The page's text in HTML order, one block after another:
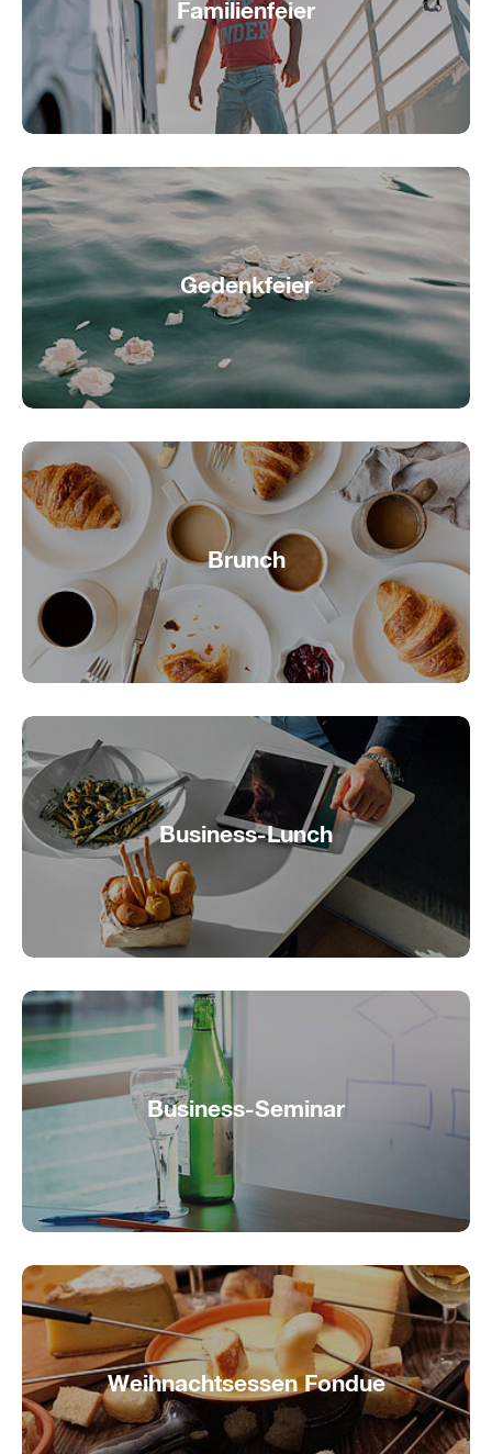
Familienfeier
Familienfest auf dem Schiff
Gedenkfeier
Abschied auf dem Wasser
Brunch
Entspannter Brunch auf dem Wasser
Business-Lunch
Mittagspause mit Seeblick
Business-Seminar
Fokus und Weitblick auf dem Wasser
Weihnachtsessen Fondue
Fondue-Schiff mieten